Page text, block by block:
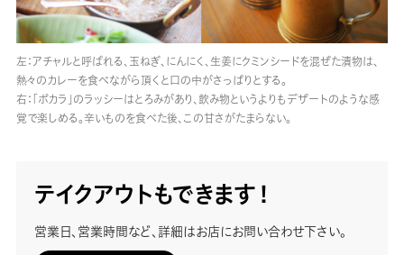
左：アチャルと呼ばれる、玉ねぎ、にんにく、生姜にクミンシードを混ぜた漬物は、
熱々のカレーを食べながら頂くと口の中がさっぱりとする。
右：「ポカラ」のラッシーはとろみがあり、飲み物というよりもデザートのような感
覚で楽しめる。辛いものを食べた後、この甘さがたまらない。
テイクアウトもできます！
営業日、営業時間など、詳細はお店にお問い合わせ下さい。